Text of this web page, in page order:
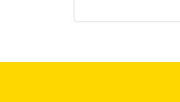
AMP
AMPED